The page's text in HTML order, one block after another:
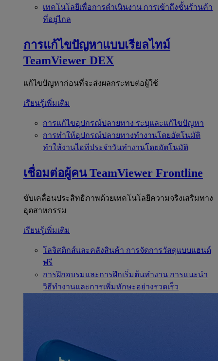
เทคโนโลยีเพื่อการดำเนินงาน การเข้าถึงชั้นร้านค้า
ที่อยู่ไกล
การแก้ไขปัญหาแบบเรียลไทม์
TeamViewer DEX
แก้ไขปัญหาก่อนที่จะส่งผลกระทบต่อผู้ใช้
เรียนรู้เพิ่มเติม
การแก้ไขอุปกรณ์ปลายทาง ระบุและแก้ไขปัญหา
การทำให้อุปกรณ์ปลายทางทำงานโดยอัตโนมัติ
ทำให้งานไอทีประจำวันทำงานโดยอัตโนมัติ
เชื่อมต่อผู้คน TeamViewer Frontline
ขับเคลื่อนประสิทธิภาพด้วยเทคโนโลยีความจริงเสริมทาง
อุตสาหกรรม
เรียนรู้เพิ่มเติม
โลจิสติกส์และคลังสินค้า การจัดการวัสดุแบบแฮนด์
ฟรี
การฝึกอบรมและการฝึกเริ่มต้นทำงาน การแนะนำ
วิธีทำงานและการเพิ่มทักษะอย่างรวดเร็ว